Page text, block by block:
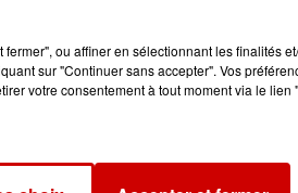
ou affiner en sélectionnant les finalités
sur "Continuer sans accepter". Vos
votre consentement à tout moment via le lien